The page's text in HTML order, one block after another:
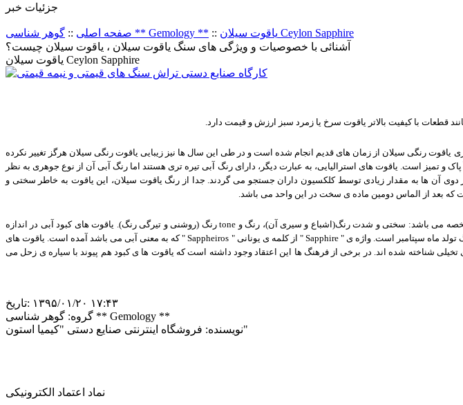
جزئيات خبر
صفحه اصلی :: گوهر شناسی ** Gemology ** ::
یاقوت سیلان Ceylon Sapphire
آشنائی با خصوصیات و ویژگی های سنگ یاقوت سیلان ، یاقوت سیلان چیست؟
یاقوت سیلان Ceylon Sapphire
قطعات با کیفیت بالاتر یاقوت سرخ یا زمرد سبز ارزش و قیمت دارد
یاقوت رنگی سیلان از زمان های قدیم انجام شده است و در طی این سال ها نیز زیبایی یاقوت رنگی سیلان هرگز تغییر نکرده
تمیز است. یاقوت های استرالیایی، به عبارت دیگر، دارای رنگ آبی تیره تری هستند اما رنگ آبی آن از نوع جوهری به نظر
آن ها به مقدار زیادی توسط کلکسیون داران جستجو می گردند. جدا از رنگ یاقوت سیلان، این یاقوت به خاطر سختی و
می باشد: سختی و شدت رنگ(اشباع و سیری آن)، رنگ و toneرنگ (روشنی و تیرگی رنگ). یاقوت های کبود آبی در اندازه
ماه سپتامبر است. واژه ی " Sapphire " از کلمه ی یونانی " Sappheiros "که به معنی آبی می باشد آمده است. یاقوت های
شناخته شده اند. در برخی از فرهنگ ها این اعتقاد وجود داشته است که یاقوت ها ی کبود هم پیوند با سیاره ی زحل می
تاریخ: ‎۱۳۹۵/۰۱/۲۰ ۱۷:۴۳
گروه: گوهر شناسی ** Gemology **
نویسنده:فروشگاه اینترنتی صنایع دستی "کیمیا استون"
نماد اعتماد الکترونیکی